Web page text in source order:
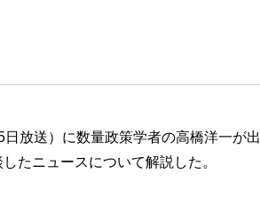
放送）に数量政策学者の高橋洋一が出
たニュースについて解説した。